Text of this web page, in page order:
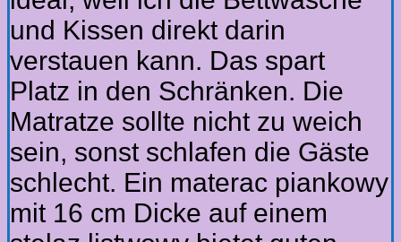
und Kissen direkt darin
verstauen kann. Das spart
Platz in den Schränken. Die
Matratze sollte nicht zu weich
sein, sonst schlafen die Gäste
schlecht. Ein materac piankowy
mit 16 cm Dicke auf einem